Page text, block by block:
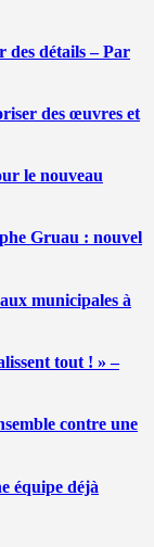
des détails – Par
des œuvres et
le nouveau
Gruau : nouvel
municipales à
tout ! » –
contre une
équipe déjà